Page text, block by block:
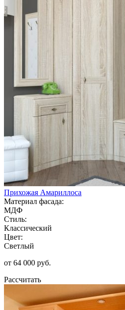
Прихожая Амариллоса
Материал фасада:
МДФ
Стиль:
Классический
Цвет:
Светлый
от 64 000 руб.
Рассчитать